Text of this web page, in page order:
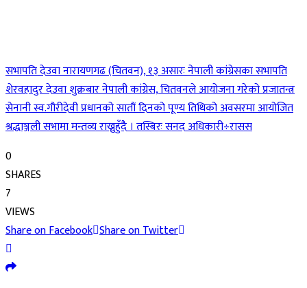
सभापति देउवा नारायणगढ (चितवन), १३ असारः नेपाली कांग्रेसका सभापति
शेरवहादुर देउवा शुक्रबार नेपाली कांग्रेस, चितवनले आयोजना गरेको प्रजातन्त्र
सेनानी स्व.गौरीदेवी प्रधानको सातौं दिनको पूण्य तिथिको अवसरमा आयोजित
श्रद्धाञ्जली सभामा मन्तव्य राख्नुहुँदैै । तस्बिरः सनद अधिकारी÷रासस
0
SHARES
7
VIEWS
Share on Facebook Share on Twitter